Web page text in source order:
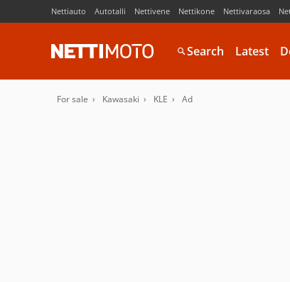
Nettiauto Autotalli Nettivene Nettikone Nettivaraosa
Search Latest
For sale Kawasaki KLE Ad